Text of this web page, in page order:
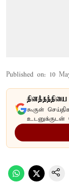
Published on: 10
கூகுள்
உடனுக்குடன்